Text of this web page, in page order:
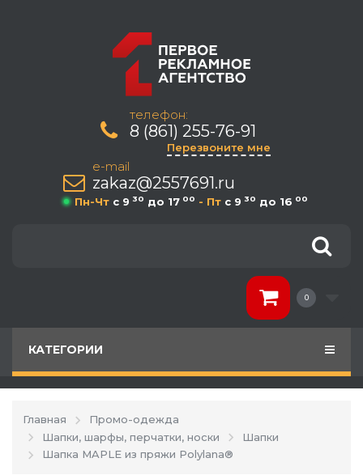
телефон:
8 (861) 255-76-91
Перезвоните мне
e-mail
zakaz@2557691.ru
Пн-Чт c 9 30 до 17 00 - Пт c 9 30 до 16 00
0
КАТЕГОРИИ
Главная
Промо-одежда
Шапки, шарфы, перчатки, носки
Шапки
Шапка MAPLE из пряжи Polylana®